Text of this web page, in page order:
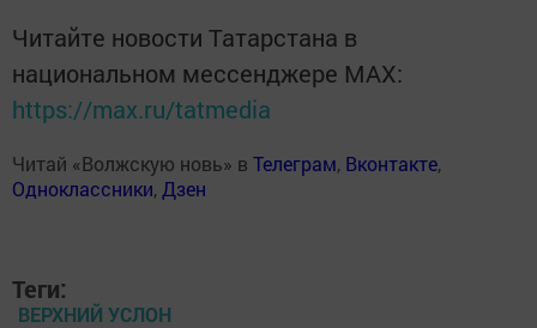
Читайте новости Татарстана в
национальном мессенджере MАХ:
https://max.ru/tatmedia
Читай «Волжскую новь» в Телеграм, Вконтакте,
Одноклассники, Дзен
Теги:
ВЕРХНИЙ УСЛОН